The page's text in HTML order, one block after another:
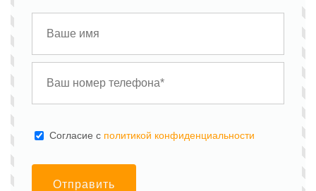
Cогласие с политикой конфиденциальности
Отправить